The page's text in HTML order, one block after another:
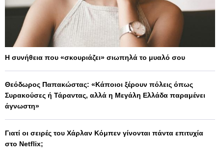
Η συνήθεια που «σκουριάζει» σιωπηλά το μυαλό σου
Θεόδωρος Παπακώστας: «Κάποιοι ξέρουν πόλεις όπως
Συρακούσες ή Τάραντας, αλλά η Μεγάλη Ελλάδα παραμένει
άγνωστη»
Γιατί οι σειρές του Χάρλαν Κόμπεν γίνονται πάντα επιτυχία
στο Netflix;